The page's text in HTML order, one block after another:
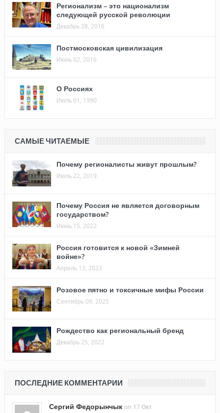
Регионализм – это национализм
следующей русской революции
Декабрь 28, 2016
Постмосковская цивилизация
Июнь 02, 2016
О Россиях
Июль 01, 1990
САМЫЕ ЧИТАЕМЫЕ
Почему регионалисты живут прошлым?
Июль 22, 2019
Почему Россия не является договорным
государством?
Июнь 15, 2022
Россия готовится к новой «Зимней
войне»?
Апрель 13, 2023
Розовое пятно и токсичные мифы России
Сентябрь 09, 2025
Рождество как региональный бренд
Декабрь 25, 2022
ПОСЛЕДНИЕ КОММЕНТАРИИ
Сергий Федорынчык on 17 Окт